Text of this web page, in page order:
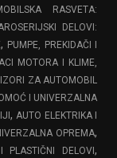
RASVETA:
DELOVI:
, PUMPE, PREKIDAČI I
MOTORA I KLIME,
ZA AUTOMOBIL
I UNIVERZALNA
,AUTO ELEKTRIKA I
OPREMA,
PLASTIČNI DELOVI,